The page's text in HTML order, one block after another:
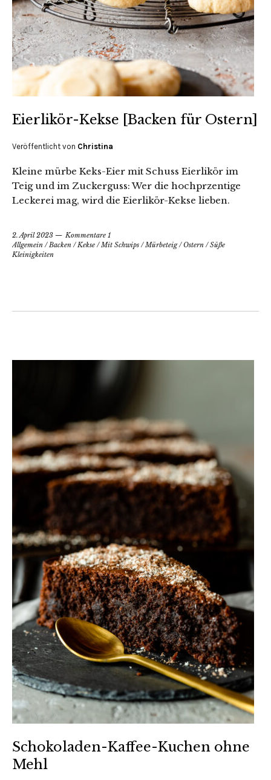
Eierlikör-Kekse [Backen für Ostern]
Veröffentlicht von Christina
Kleine mürbe Keks-Eier mit Schuss Eierlikör im
Teig und im Zuckerguss: Wer die hochprzentige
Leckerei mag, wird die Eierlikör-Kekse lieben.
2. April 2023
Kommentare 1
Allgemein /Backen /Kekse /Mit Schwips /Mürbeteig/Ostern /Süße
Kleinigkeiten
Schokoladen-Kaffee-Kuchen ohne
Mehl